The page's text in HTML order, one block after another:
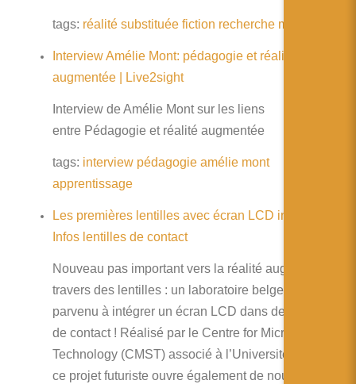
tags: réalité substituée fiction recherche mémoire
Interview Amélie Mont: pédagogie et réalité
augmentée | Live2sight
Interview de Amélie Mont sur les liens
entre Pédagogie et réalité augmentée
tags: interview pédagogie amélie mont
apprentissage
Les premières lentilles avec écran LCD intégré ! |
Infos lentilles de contact
Nouveau pas important vers la réalité augmentée à
travers des lentilles : un laboratoire belge est
parvenu à intégrer un écran LCD dans des lentilles
de contact ! Réalisé par le Centre for Microsystems
Technology (CMST) associé à l’Université de Gand,
ce projet futuriste ouvre également de nouveaux